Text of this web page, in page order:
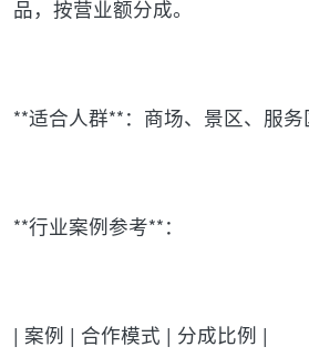
品，按营业额分成。
**适合人群**：商场、景区、服务
**行业案例参考**：
| 案例 | 合作模式 | 分成比例 |